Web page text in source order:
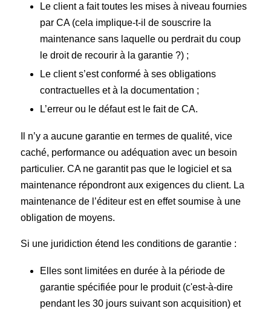
Le client a fait toutes les mises à niveau fournies
par CA (cela implique-t-il de souscrire la
maintenance sans laquelle ou perdrait du coup
le droit de recourir à la garantie ?) ;
Le client s’est conformé à ses obligations
contractuelles et à la documentation ;
L’erreur ou le défaut est le fait de CA.
Il n’y a aucune garantie en termes de qualité, vice
caché, performance ou adéquation avec un besoin
particulier. CA ne garantit pas que le logiciel et sa
maintenance répondront aux exigences du client. La
maintenance de l’éditeur est en effet soumise à une
obligation de moyens.
Si une juridiction étend les conditions de garantie :
Elles sont limitées en durée à la période de
garantie spécifiée pour le produit (c'est-à-dire
pendant les 30 jours suivant son acquisition) et